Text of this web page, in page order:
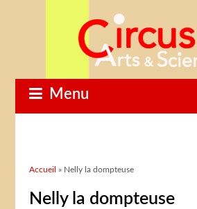
Menu
Vous êtes ici
Accueil » Nelly la dompteuse
Nelly la dompteuse